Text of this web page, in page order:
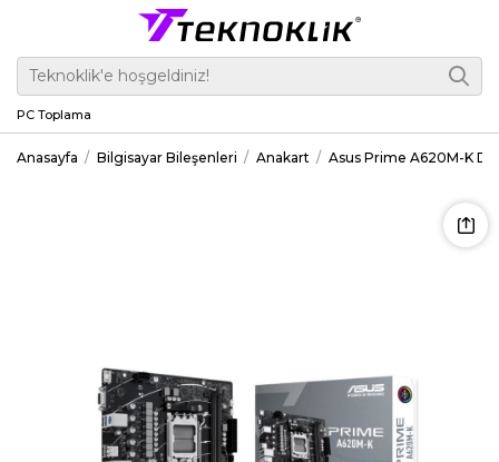
PC Toplama
Anasayfa Bilgisayar Bileşenleri Anakart Asus Prime A620M-K